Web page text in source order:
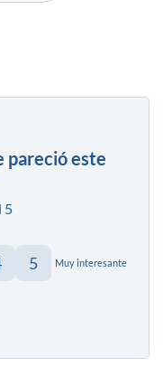
pareció este
5
5 Muy interesante